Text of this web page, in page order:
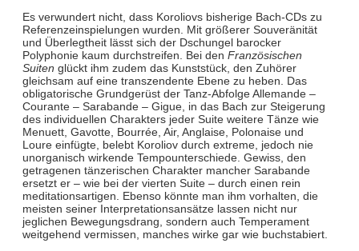
Es verwundert nicht, dass Koroliovs bisherige Bach-CDs zu
Referenzeinspielungen wurden. Mit größerer Souveränität
und Überlegtheit lässt sich der Dschungel barocker
Polyphonie kaum durchstreifen. Bei den Französischen
Suiten glückt ihm zudem das Kunststück, den Zuhörer
gleichsam auf eine transzendente Ebene zu heben. Das
obligatorische Grundgerüst der Tanz-Abfolge Allemande –
Courante – Sarabande – Gigue, in das Bach zur Steigerung
des individuellen Charakters jeder Suite weitere Tänze wie
Menuett, Gavotte, Bourrée, Air, Anglaise, Polonaise und
Loure einfügte, belebt Koroliov durch extreme, jedoch nie
unorganisch wirkende Tempounterschiede. Gewiss, den
getragenen tänzerischen Charakter mancher Sarabande
ersetzt er – wie bei der vierten Suite – durch einen rein
meditationsartigen. Ebenso könnte man ihm vorhalten, die
meisten seiner Interpretationsansätze lassen nicht nur
jeglichen Bewegungsdrang, sondern auch Temperament
weitgehend vermissen, manches wirke gar wie buchstabiert.